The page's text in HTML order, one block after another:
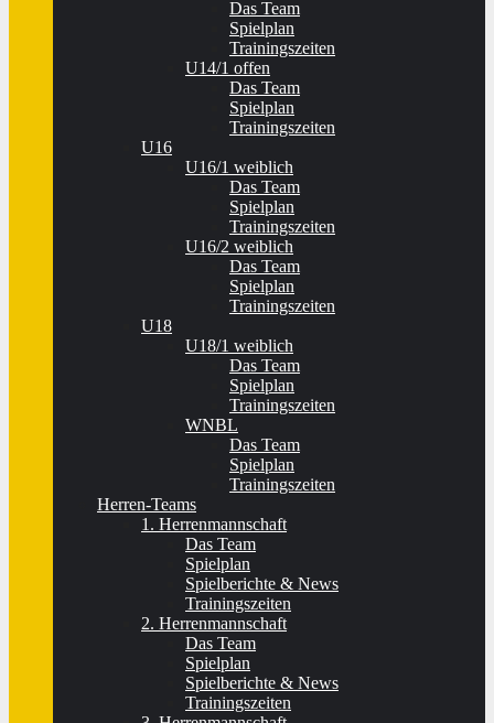
Das Team
Spielplan
Trainingszeiten
U14/1 offen
Das Team
Spielplan
Trainingszeiten
U16
U16/1 weiblich
Das Team
Spielplan
Trainingszeiten
U16/2 weiblich
Das Team
Spielplan
Trainingszeiten
U18
U18/1 weiblich
Das Team
Spielplan
Trainingszeiten
WNBL
Das Team
Spielplan
Trainingszeiten
Herren-Teams
1. Herrenmannschaft
Das Team
Spielplan
Spielberichte & News
Trainingszeiten
2. Herrenmannschaft
Das Team
Spielplan
Spielberichte & News
Trainingszeiten